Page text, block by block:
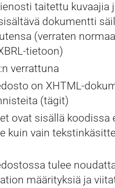
taitettu kuvaajia
dokumentti
(verraten
tietoon)
verrattuna
on XHTML-
(tägit)
ovat sisällä koodissa
kuin vain
tulee
määrityksiä ja